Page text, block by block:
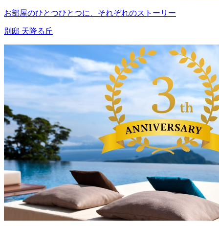
お部屋のひとつひとつに、それぞれのストーリー
別邸 天降る丘